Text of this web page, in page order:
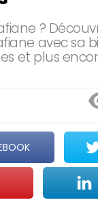
?
avec sa
et plus